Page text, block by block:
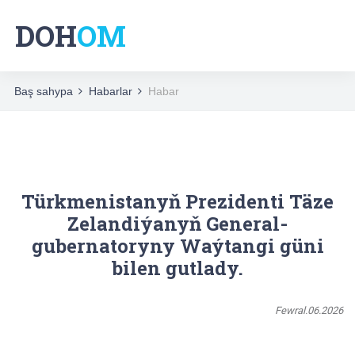
DOHOM
Baş sahypa Habarlar Habar
Türkmenistanyň Prezidenti Täze
Zelandiýanyň General-
gubernatoryny Waýtangi güni
bilen gutlady.
Fewral.06.2026